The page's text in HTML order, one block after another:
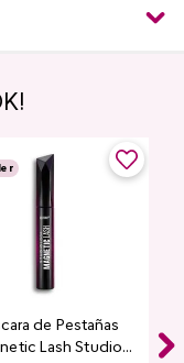
de Pestañas
Lash Studio